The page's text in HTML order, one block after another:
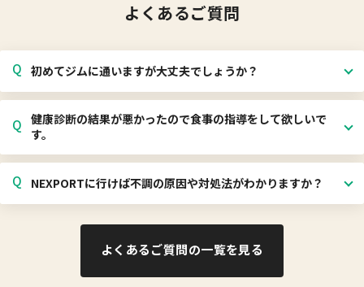
よくあるご質問
Q 初めてジムに通いますが大丈夫でしょうか？
Q 健康診断の結果が悪かったので食事の指導をして欲しいで
す。
Q NEXPORTに行けば不調の原因や対処法がわかりますか？
よくあるご質問の一覧を見る